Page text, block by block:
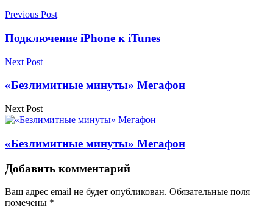
Previous Post
Подключение iPhone к iTunes
Next Post
«Безлимитные минуты» Мегафон
Next Post
«Безлимитные минуты» Мегафон
Добавить комментарий
Ваш адрес email не будет опубликован. Обязательные поля
помечены *